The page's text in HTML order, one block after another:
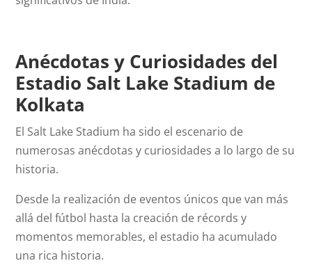
Anécdotas y Curiosidades del
Estadio Salt Lake Stadium de
Kolkata
El Salt Lake Stadium ha sido el escenario de
numerosas anécdotas y curiosidades a lo largo de su
historia.
Desde la realización de eventos únicos que van más
allá del fútbol hasta la creación de récords y
momentos memorables, el estadio ha acumulado
una rica historia.